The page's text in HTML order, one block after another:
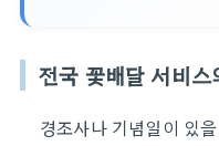
전국 꽃배달 서비
경조사나 기념일이 있